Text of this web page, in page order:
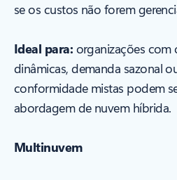
se os custos não forem
Ideal para: organizações com
dinâmicas, demanda sazonal
conformidade mistas podem
abordagem de nuvem híbrida.
Multinuvem